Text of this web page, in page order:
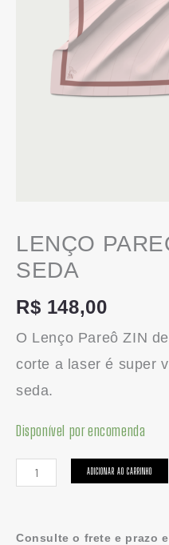
LENÇO
SEDA
R$ 148,00
O Lenço Pareô ZIN
corte a laser é super
seda.
Disponível por encomenda
ADICIONAR AO CARRINHO
Consulte o frete e prazo